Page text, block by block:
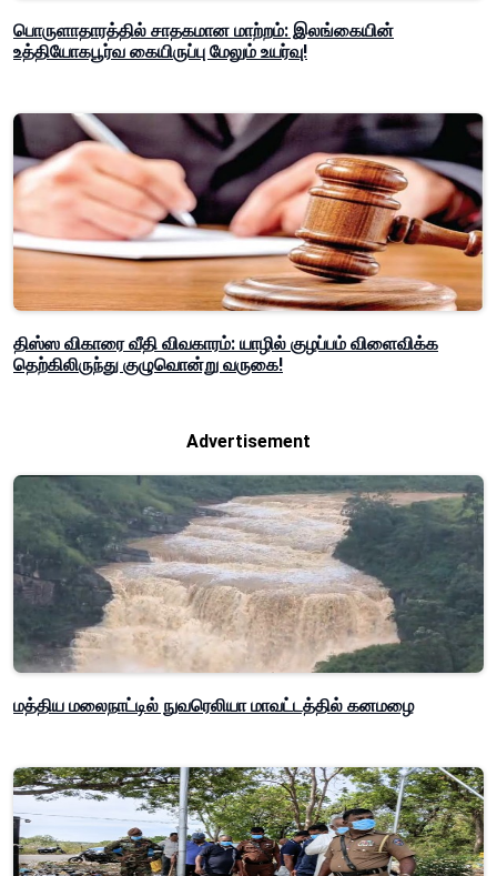
பொருளாதாரத்தில் சாதகமான மாற்றம்: இலங்கையின்
உத்தியோகபூர்வ கையிருப்பு மேலும் உயர்வு!
திஸ்ஸ விகாரை வீதி விவகாரம்: யாழில் குழப்பம் விளைவிக்க
தெற்கிலிருந்து குழுவொன்று வருகை!
Advertisement
மத்திய மலைநாட்டில் நுவரெலியா மாவட்டத்தில் கனமழை